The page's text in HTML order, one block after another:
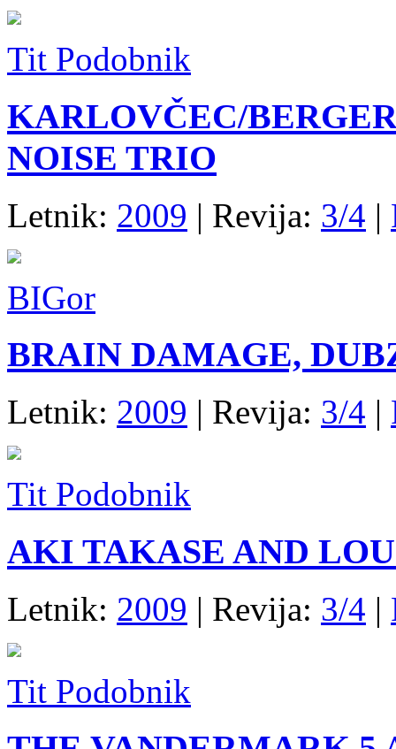
Tit Podobnik
KARLOVČEC/
NOISE TRIO
Letnik: 2009 | Revija: 3/4 |
BIGor
BRAIN DAMAGE,
Letnik: 2009 | Revija: 3/4 |
Tit Podobnik
AKI TAKASE AND
Letnik: 2009 | Revija: 3/4 |
Tit Podobnik